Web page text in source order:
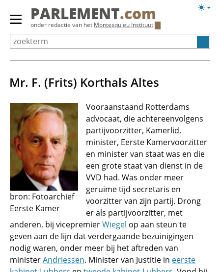
Overslaan
Primair
menu
tonen/verbergen
PARLEMENT.com
onder redactie van het Montesquieu Instituut
Mr. F. (Frits) Korthals Altes
bron: Fotoarchief
Eerste Kamer
Vooraanstaand Rotterdams
advocaat, die achtereenvolgens
partijvoorzitter, Kamerlid,
minister, Eerste Kamervoorzitter
en minister van staat was en die
een grote staat van dienst in de
VVD had. Was onder meer
geruime tijd secretaris en
voorzitter van zijn partij. Drong
er als partijvoorzitter, met
anderen, bij vicepremierWiegel op aan steun te
geven aan de lijn dat verdergaande bezuinigingen
nodig waren, onder meer bij het aftreden van
ministerAndriessen. Minister van Justitie in eerste